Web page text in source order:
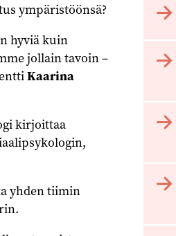
ympäristöönsä?
hyviä kuin
jollain tavoin –
Kaarina
kirjoittaa
yhden tiimin